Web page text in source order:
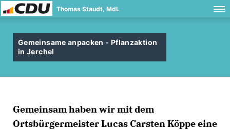
Thomas Staudt, MdL
Gemeinsame anpacken - Pflanzaktion
in Jerchel
Gemeinsam haben wir mit dem
Ortsbürgermeister Lucas Carsten Köppe eine